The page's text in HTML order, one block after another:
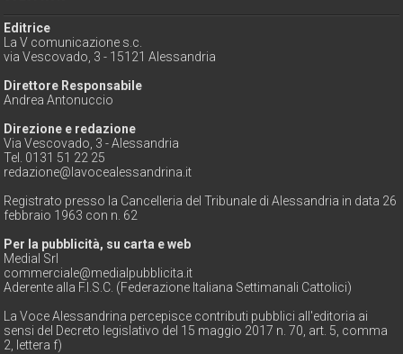
Editrice
La V comunicazione s.c.
via Vescovado, 3 - 15121 Alessandria
Direttore Responsabile
Andrea Antonuccio
Direzione e redazione
Via Vescovado, 3 - Alessandria
Tel. 0131 51 22 25
redazione@lavocealessandrina.it
Registrato presso la Cancelleria del Tribunale di Alessandria in data 26
febbraio 1963 con n. 62
Per la pubblicità, su carta e web
Medial Srl
commerciale@medialpubblicita.it
Aderente alla F.I.S.C. (Federazione Italiana Settimanali Cattolici)
La Voce Alessandrina percepisce contributi pubblici all'editoria ai
sensi del Decreto legislativo del 15 maggio 2017 n. 70, art. 5, comma
2, lettera f)